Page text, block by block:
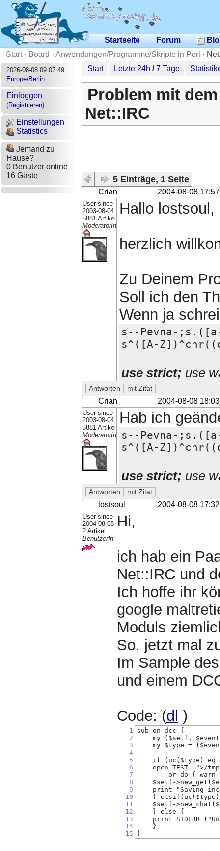
Startseite Forum
Start· Board · Anwendungen/Programme/Skripte in Perl ·
2026-08-08 09:07:49
Europe/Berlin
Einloggen
(Registrieren)
Einstellungen
Statistics
Jemand zu
Hause?
0 Benutzer online
16 Gäste
Start Letzte 24h /7 Tage
Problem mit
Net::IRC
5 Einträge, 1 Seite
Crian 2004-08-08 17:57
User since
2003-08-04
5881 Artikel
ModeratorIn
Hallo lostsoul,
herzlich
Zu Deinem
Soll ich den
Wenn ja
s--Pevna-
s^([A-
use strict; use
Crian 2004-08-08 18:03
User since
2003-08-04
5881 Artikel
ModeratorIn
Hab ich
s--Pevna-
s^([A-
use strict; use
lostsoul 2004-08-08 17:32
User since
2004-08-08
2 Artikel
BenutzerIn
Hi,
ich hab ein
Net::IRC und
Ich hoffe ihr
google
Moduls
So, jetzt mal
Im Sample
und einem
Code: (dl )
1
2
3
4
5
6
7
8
9
10
11
12
13
14
15
sub on_dcc {
my ($self, $event)
my $type =
if (uc($type) eq
open TEST, ">/
or do { warn
$self-
print "Saving
} elsif(uc($type)
$self-
} else {
print STDERR
}
}